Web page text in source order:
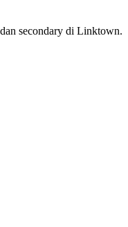
secondary di Linktown.